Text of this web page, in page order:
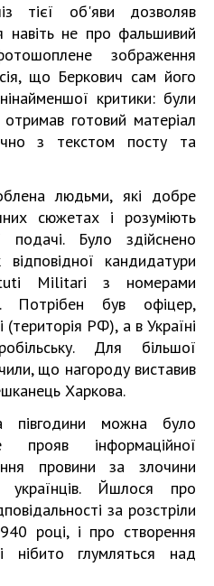
тієї об'яви дозволяв
навіть не про фальшивий
зображення
що Беркович сам його
критики: були
готовий матеріал
з текстом посту та
людьми, які добре
сюжетах і розуміють
подачі. Було здійснено
кандидатури
Militari з номерами
Потрібен був офіцер,
(територія РФ), а в Україні
Для більшої
що нагороду виставив
Харкова.
можна було
інформаційної
провини за злочини
Йшлося про
за розстріли
році, і про створення
нібито глумляться над